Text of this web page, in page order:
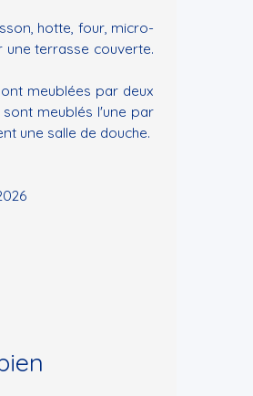
hotte, four, micro-
une terrasse couverte.
meublées par deux
meublés l'une par
une salle de douche.